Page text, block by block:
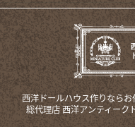
西洋ドールハウス作りならお
総代理店 西洋アンティーク